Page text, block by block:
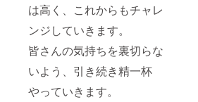
は高く、これからもチャレ
ンジしていきます。
皆さんの気持ちを裏切らな
いよう、引き続き精一杯
やっていきます。